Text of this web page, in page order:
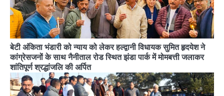
बेटी अंकिता भंडारी को न्याय को लेकर हल्द्वानी विधायक सुमित हृदयेश ने
कांग्रेसजनों के साथ नैनीताल रोड स्थित झंडा पार्क में मोमबत्ती जलाकर
शांतिपूर्ण श्रद्धांजलि की अर्पित